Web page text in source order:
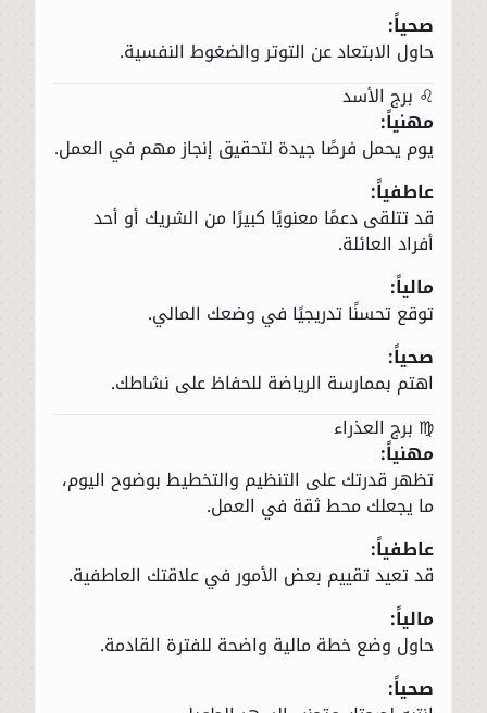
صحياً:
حاول الابتعاد عن التوتر والضغوط النفسية.
♌ برج الأسد
مهنياً:
يوم يحمل فرصًا جيدة لتحقيق إنجاز مهم في العمل.
عاطفياً:
قد تتلقى دعمًا معنويًا كبيرًا من الشريك أو أحد
أفراد العائلة.
مالياً:
توقع تحسنًا تدريجيًا في وضعك المالي.
صحياً:
اهتم بممارسة الرياضة للحفاظ على نشاطك.
♍ برج العذراء
مهنياً:
تظهر قدرتك على التنظيم والتخطيط بوضوح اليوم،
ما يجعلك محط ثقة في العمل.
عاطفياً:
قد تعيد تقييم بعض الأمور في علاقتك العاطفية.
مالياً:
حاول وضع خطة مالية واضحة للفترة القادمة.
صحياً: